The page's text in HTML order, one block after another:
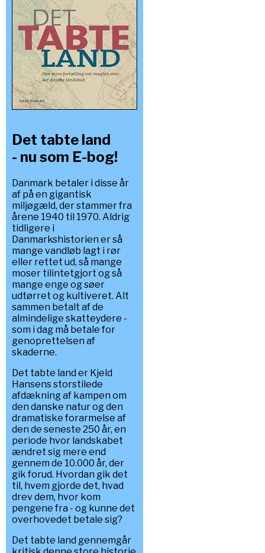
Det tabte land
- nu som E-bog!
Danmark betaler i disse år
af på en gigantisk
miljøgæld, der stammer fra
årene 1940 til 1970. Aldrig
tidligere i
Danmarkshistorien er så
mange vandløb lagt i rør
eller rettet ud, så mange
moser tilintetgjort og så
mange enge og søer
udtørret og kultiveret. Alt
sammen betalt af de
almindelige skatteydere -
som i dag må betale for
genoprettelsen af
skaderne.
Det tabte land er Kjeld
Hansens storstilede
afdækning af kampen om
den danske natur og den
dramatiske forarmelse af
den de seneste 250 år, en
periode hvor landskabet
ændret sig mere end
gennem de 10.000 år, der
gik forud. Hvordan gik det
til, hvem gjorde det, hvad
drev dem, hvor kom
pengene fra - og kunne det
overhovedet betale sig?
Det tabte land gennemgår